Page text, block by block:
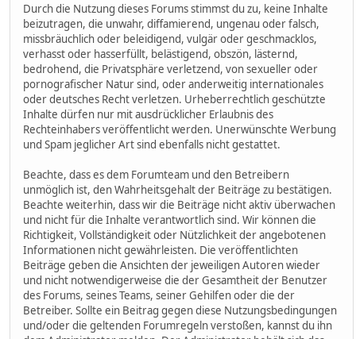
Durch die Nutzung dieses Forums stimmst du zu, keine Inhalte
beizutragen, die unwahr, diffamierend, ungenau oder falsch,
missbräuchlich oder beleidigend, vulgär oder geschmacklos,
verhasst oder hasserfüllt, belästigend, obszön, lästernd,
bedrohend, die Privatsphäre verletzend, von sexueller oder
pornografischer Natur sind, oder anderweitig internationales
oder deutsches Recht verletzen. Urheberrechtlich geschützte
Inhalte dürfen nur mit ausdrücklicher Erlaubnis des
Rechteinhabers veröffentlicht werden. Unerwünschte Werbung
und Spam jeglicher Art sind ebenfalls nicht gestattet.
Beachte, dass es dem Forumteam und den Betreibern
unmöglich ist, den Wahrheitsgehalt der Beiträge zu bestätigen.
Beachte weiterhin, dass wir die Beiträge nicht aktiv überwachen
und nicht für die Inhalte verantwortlich sind. Wir können die
Richtigkeit, Vollständigkeit oder Nützlichkeit der angebotenen
Informationen nicht gewährleisten. Die veröffentlichten
Beiträge geben die Ansichten der jeweiligen Autoren wieder
und nicht notwendigerweise die der Gesamtheit der Benutzer
des Forums, seines Teams, seiner Gehilfen oder die der
Betreiber. Sollte ein Beitrag gegen diese Nutzungsbedingungen
und/oder die geltenden Forumregeln verstoßen, kannst du ihn